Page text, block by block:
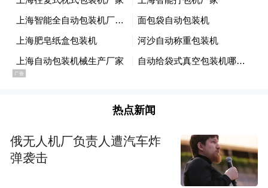
热点新闻
俄无人机厂负责人遭汽车炸
弹袭击